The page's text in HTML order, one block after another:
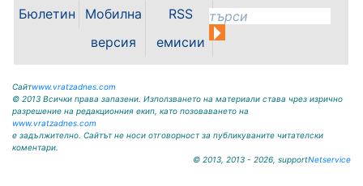
09117/20-45, e-mail:
krivodol@mbox.is-bg.net ОБЯВА
На основание чл. 8, ал. 4,
чл. 14, ал. 7 от ЗОС; чл. 92, ал. 1...
Бюлетин
Мобилна
версия
RSS
емисии
Сайтwww.vratzadnes.com
© 2013 Всички права запазени. Използването на материали става чрез изрично
разрешение на редакционния екип, като позоваването на
www.vratzadnes.com
е задължително. Сайтът не носи отговорност за публикуваните читателски
коментари.
© 2013, 2013 - 2026, supportNetservice